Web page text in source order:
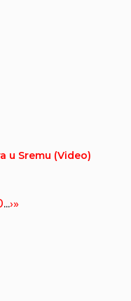
u Sremu (Video)
...›»